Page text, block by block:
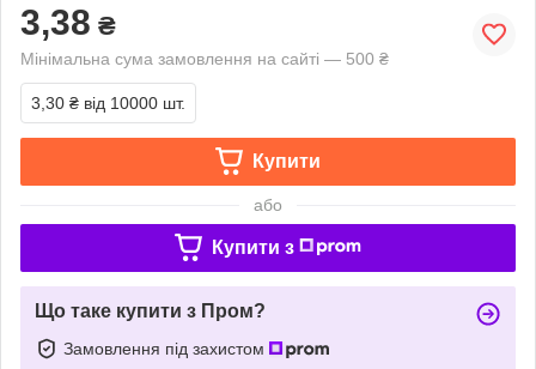
3,38 ₴
Мінімальна сума замовлення на сайті — 500 ₴
3,30 ₴ від 10000 шт.
Купити
або
Купити з
Що таке купити з Пром?
Замовлення під захистом